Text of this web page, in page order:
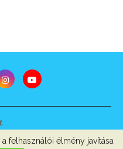
felhasználói élmény javítása